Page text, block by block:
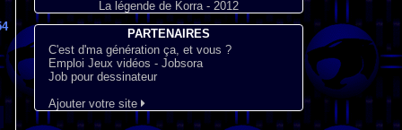
La légende de Korra - 2012
PARTENAIRES
C'est d'ma génération ça, et vous ?
Emploi Jeux vidéos - Jobsora
Job pour dessinateur
Ajouter votre site